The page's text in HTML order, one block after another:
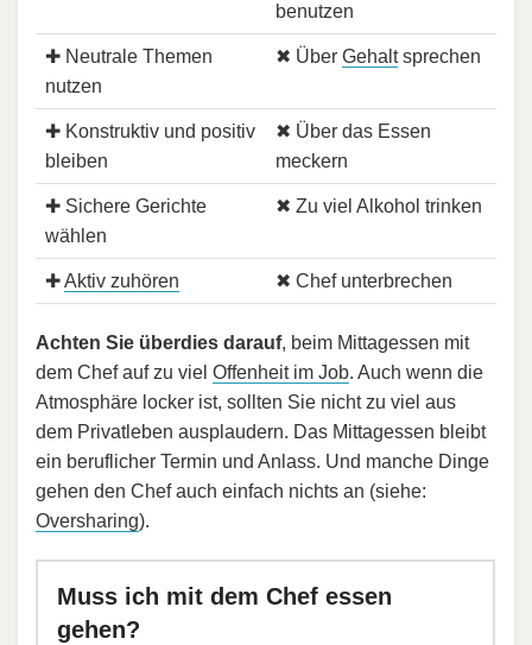
benutzen
✚ Neutrale Themen
nutzen
✖ Über Gehaltsprechen
✚ Konstruktiv und positiv
bleiben
✖ Über das Essen
meckern
✚ Sichere Gerichte
wählen
✖ Zu viel Alkohol trinken
✚Aktiv zuhören ✖ Chef unterbrechen
Achten Sie überdies darauf, beim Mittagessen mit
dem Chef auf zu viel Offenheit im Job. Auch wenn die
Atmosphäre locker ist, sollten Sie nicht zu viel aus
dem Privatleben ausplaudern. Das Mittagessen bleibt
ein beruflicher Termin und Anlass. Und manche Dinge
gehen den Chef auch einfach nichts an (siehe:
Oversharing).
Muss ich mit dem Chef essen
gehen?